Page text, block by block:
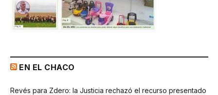
EN EL CHACO
Revés para Zdero: la Justicia rechazó el recurso presentado